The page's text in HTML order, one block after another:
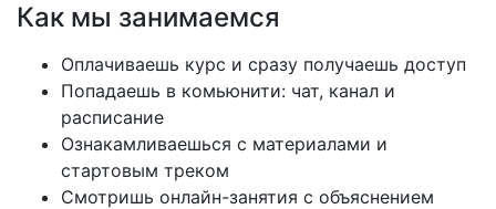
Как мы занимаемся
Оплачиваешь курс и сразу получаешь доступ
Попадаешь в комьюнити: чат, канал и
расписание
Ознакамливаешься с материалами и
стартовым треком
Смотришь онлайн-занятия с объяснением